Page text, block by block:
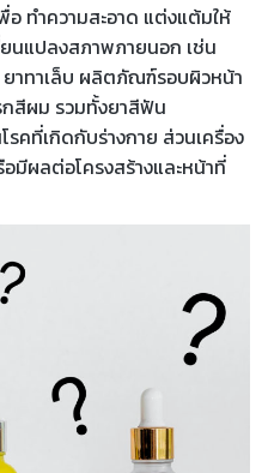
อ ทำความสะอาด แต่งแต้มให้
นแปลงสภาพภายนอก เช่น
าทาเล็บ ผลิตภัณฑ์รอบผิวหน้า
กสีผม รวมทั้งยาสีฟัน
รคที่เกิดกับร่างกาย ส่วนเครื่อง
มีผลต่อโครงสร้างและหน้าที่